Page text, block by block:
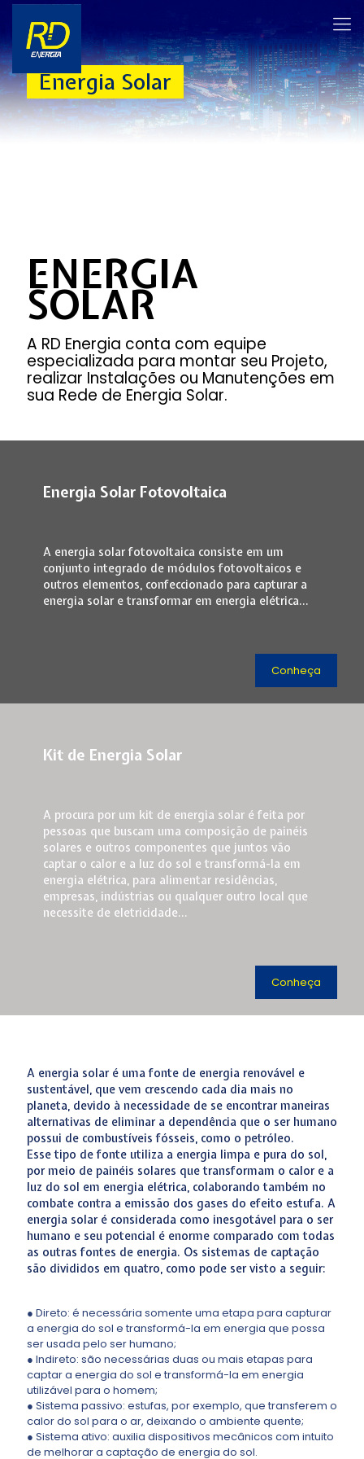
Energia Solar
ENERGIA
SOLAR
A RD Energia conta com equipe
especializada para montar seu Projeto,
realizar Instalações ou Manutenções em
sua Rede de Energia Solar.
Energia Solar Fotovoltaica
A energia solar fotovoltaica consiste em um
conjunto integrado de módulos fotovoltaicos e
outros elementos, confeccionado para capturar a
energia solar e transformar em energia elétrica...
Conheça
Kit de Energia Solar
A procura por um kit de energia solar é feita por
pessoas que buscam uma composição de painéis
solares e outros componentes que juntos vão
captar o calor e a luz do sol e transformá-la em
energia elétrica, para alimentar residências,
empresas, indústrias ou qualquer outro local que
necessite de eletricidade...
Conheça
A energia solar é uma fonte de energia renovável e
sustentável, que vem crescendo cada dia mais no
planeta, devido à necessidade de se encontrar maneiras
alternativas de eliminar a dependência que o ser humano
possui de combustíveis fósseis, como o petróleo.
Esse tipo de fonte utiliza a energia limpa e pura do sol,
por meio de painéis solares que transformam o calor e a
luz do sol em energia elétrica, colaborando também no
combate contra a emissão dos gases do efeito estufa. A
energia solar é considerada como inesgotável para o ser
humano e seu potencial é enorme comparado com todas
as outras fontes de energia. Os sistemas de captação
são divididos em quatro, como pode ser visto a seguir:
● Direto: é necessária somente uma etapa para capturar
a energia do sol e transformá-la em energia que possa
ser usada pelo ser humano;
● Indireto: são necessárias duas ou mais etapas para
captar a energia do sol e transformá-la em energia
utilizável para o homem;
● Sistema passivo: estufas, por exemplo, que transferem o
calor do sol para o ar, deixando o ambiente quente;
● Sistema ativo: auxilia dispositivos mecânicos com intuito
de melhorar a captação de energia do sol.